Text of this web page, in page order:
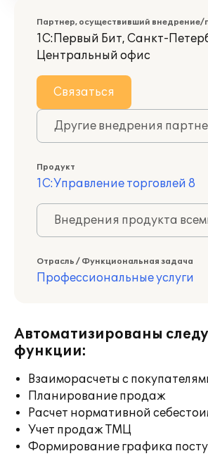
Партнер, осуществивший внедрение/
1С:Первый Бит, Санкт-
Центральный офис
Связаться
Другие внедрения
Продукт
1С:Управление торговлей 8
Внедрения продукта
Отрасль / Функциональная задача
Профессиональные услуги
Автоматизированы
функции:
Взаиморасчеты с
Планирование продаж
Расчет нормативной
Учет продаж ТМЦ
Формирование графика